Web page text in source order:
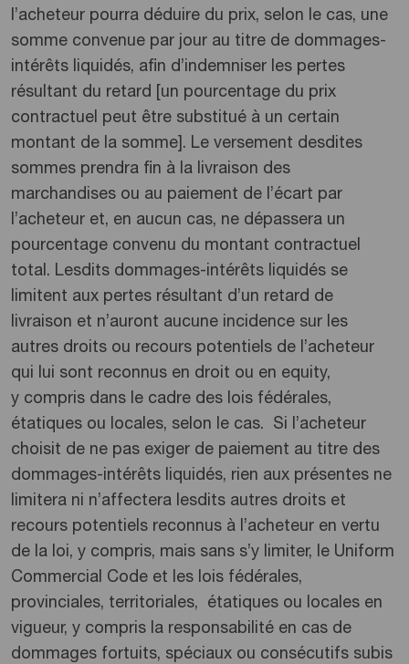
l’acheteur pourra déduire du prix, selon le cas, une
somme convenue par jour au titre de dommages-
intérêts liquidés, afin d’indemniser les pertes
résultant du retard [un pourcentage du prix
contractuel peut être substitué à un certain
montant de la somme]. Le versement desdites
sommes prendra fin à la livraison des
marchandises ou au paiement de l’écart par
l’acheteur et, en aucun cas, ne dépassera un
pourcentage convenu du montant contractuel
total. Lesdits dommages-intérêts liquidés se
limitent aux pertes résultant d’un retard de
livraison et n’auront aucune incidence sur les
autres droits ou recours potentiels de l’acheteur
qui lui sont reconnus en droit ou en equity,
y compris dans le cadre des lois fédérales,
étatiques ou locales, selon le cas. Si l’acheteur
choisit de ne pas exiger de paiement au titre des
dommages-intérêts liquidés, rien aux présentes ne
limitera ni n’affectera lesdits autres droits et
recours potentiels reconnus à l’acheteur en vertu
de la loi, y compris, mais sans s’y limiter, le Uniform
Commercial Code et les lois fédérales,
provinciales, territoriales, étatiques ou locales en
vigueur, y compris la responsabilité en cas de
dommages fortuits, spéciaux ou consécutifs subis